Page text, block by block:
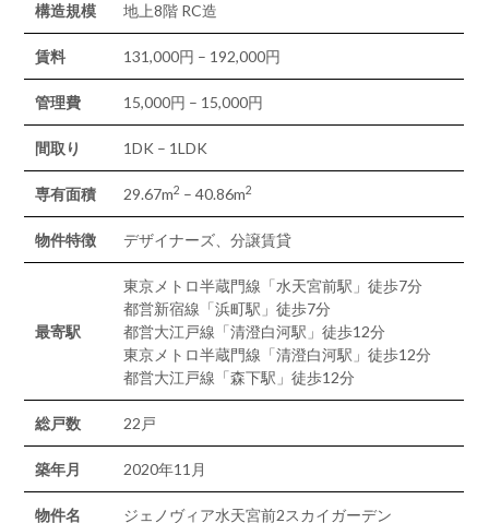
構造規模 地上8階 RC造
賃料 131,000円 – 192,000円
管理費 15,000円 – 15,000円
間取り 1DK – 1LDK
専有面積 29.67m2 – 40.86m2
物件特徴 デザイナーズ、分譲賃貸
最寄駅
東京メトロ半蔵門線「水天宮前駅」徒歩7分
都営新宿線「浜町駅」徒歩7分
都営大江戸線「清澄白河駅」徒歩12分
東京メトロ半蔵門線「清澄白河駅」徒歩12分
都営大江戸線「森下駅」徒歩12分
総戸数 22戸
築年月 2020年11月
物件名 ジェノヴィア水天宮前2スカイガーデン